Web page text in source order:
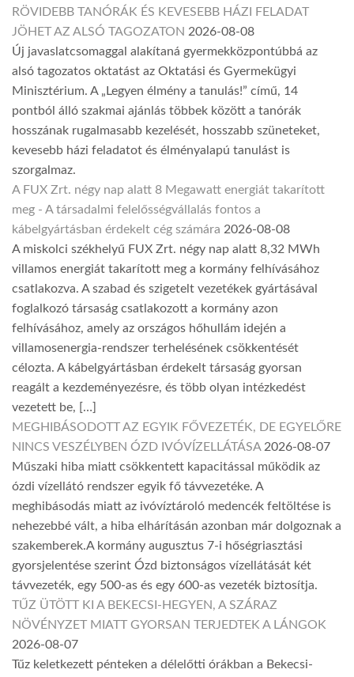
RÖVIDEBB TANÓRÁK ÉS KEVESEBB HÁZI FELADAT
JÖHET AZ ALSÓ TAGOZATON 2026-08-08
Új javaslatcsomaggal alakítaná gyermekközpontúbbá az
alsó tagozatos oktatást az Oktatási és Gyermekügyi
Minisztérium. A „Legyen élmény a tanulás!” című, 14
pontból álló szakmai ajánlás többek között a tanórák
hosszának rugalmasabb kezelését, hosszabb szüneteket,
kevesebb házi feladatot és élményalapú tanulást is
szorgalmaz.
A FUX Zrt. négy nap alatt 8 Megawatt energiát takarított
meg - A társadalmi felelősségvállalás fontos a
kábelgyártásban érdekelt cég számára 2026-08-08
A miskolci székhelyű FUX Zrt. négy nap alatt 8,32 MWh
villamos energiát takarított meg a kormány felhívásához
csatlakozva. A szabad és szigetelt vezetékek gyártásával
foglalkozó társaság csatlakozott a kormány azon
felhívásához, amely az országos hőhullám idején a
villamosenergia-rendszer terhelésének csökkentését
célozta. A kábelgyártásban érdekelt társaság gyorsan
reagált a kezdeményezésre, és több olyan intézkedést
vezetett be, […]
MEGHIBÁSODOTT AZ EGYIK FŐVEZETÉK, DE EGYELŐRE
NINCS VESZÉLYBEN ÓZD IVÓVÍZELLÁTÁSA 2026-08-07
Műszaki hiba miatt csökkentett kapacitással működik az
ózdi vízellátó rendszer egyik fő távvezetéke. A
meghibásodás miatt az ivóvíztároló medencék feltöltése is
nehezebbé vált, a hiba elhárításán azonban már dolgoznak a
szakemberek.A kormány augusztus 7-i hőségriasztási
gyorsjelentése szerint Ózd biztonságos vízellátását két
távvezeték, egy 500-as és egy 600-as vezeték biztosítja.
TŰZ ÜTÖTT KI A BEKECSI-HEGYEN, A SZÁRAZ
NÖVÉNYZET MIATT GYORSAN TERJEDTEK A LÁNGOK
2026-08-07
Tűz keletkezett pénteken a délelőtti órákban a Bekecsi-